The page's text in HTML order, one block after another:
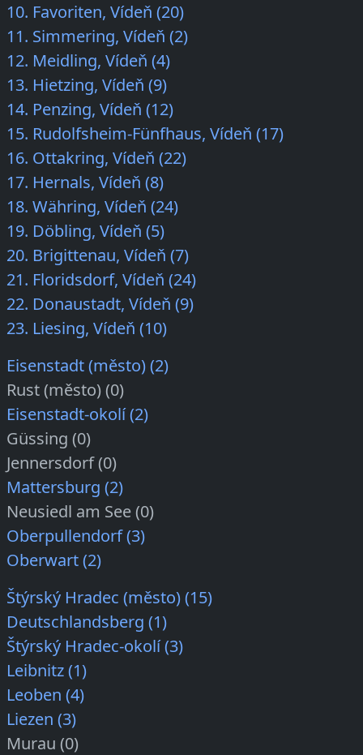
10. Favoriten, Vídeň (20)
11. Simmering, Vídeň (2)
12. Meidling, Vídeň (4)
13. Hietzing, Vídeň (9)
14. Penzing, Vídeň (12)
15. Rudolfsheim-Fünfhaus, Vídeň (17)
16. Ottakring, Vídeň (22)
17. Hernals, Vídeň (8)
18. Währing, Vídeň (24)
19. Döbling, Vídeň (5)
20. Brigittenau, Vídeň (7)
21. Floridsdorf, Vídeň (24)
22. Donaustadt, Vídeň (9)
23. Liesing, Vídeň (10)
Eisenstadt (město) (2)
Rust (město) (0)
Eisenstadt-okolí (2)
Güssing (0)
Jennersdorf (0)
Mattersburg (2)
Neusiedl am See (0)
Oberpullendorf (3)
Oberwart (2)
Štýrský Hradec (město) (15)
Deutschlandsberg (1)
Štýrský Hradec-okolí (3)
Leibnitz (1)
Leoben (4)
Liezen (3)
Murau (0)